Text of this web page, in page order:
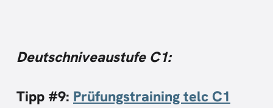
Deutschniveaustufe C1:
Tipp #9: Prüfungstraining telc C1